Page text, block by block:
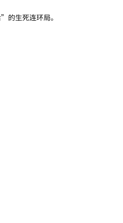
的生死连环局。